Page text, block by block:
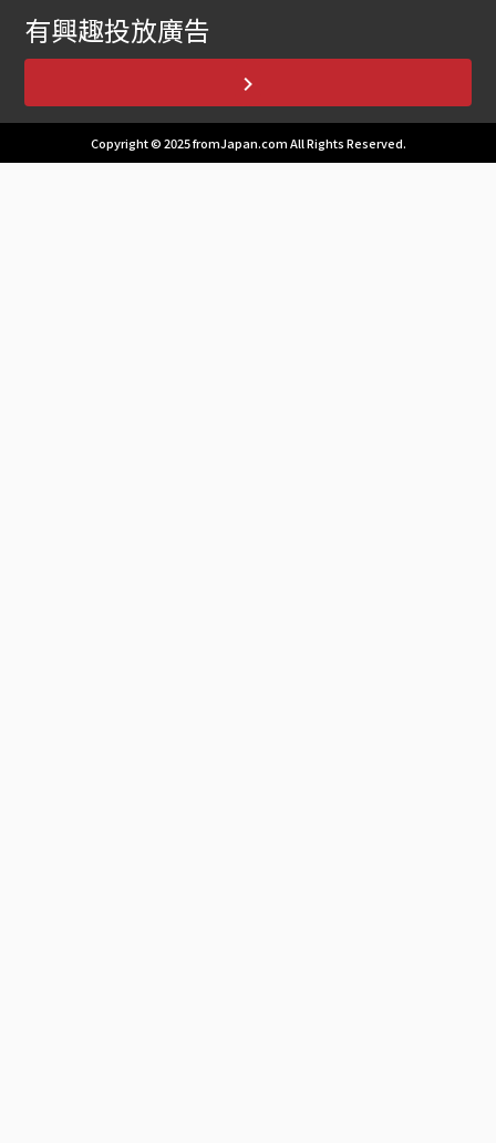
有興趣投放廣告
Copyright © 2025 fromJapan.com All Rights Reserved.